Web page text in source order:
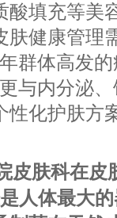
酸填充等美
健康管理
群体高发
与内分泌
性化护肤方
皮肤科在皮
人体最大